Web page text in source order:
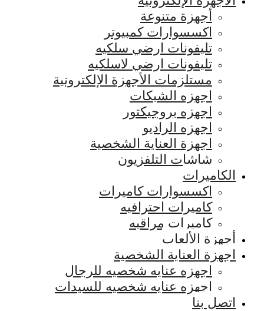
أجهزة متنوعة
اكسسوارات كمبيوتر
تليفونات ارضي سلكيه
تليفونات ارضي لاسلكيه
مستلزمات الأجهزة الإلكترونية
اجهزه الشبكات
اجهزه بروجيكتور
اجهزه الراديو
اجهزة العناية الشخصية
شاشات التلفزيون
الكاميرات
اكسسوارات كاميرات
كاميرات احترافيه
كاميرات مراقبه
أجهزة الألعاب
اجهزة العناية الشخصية
اجهزه عنايه شخصيه للرجال
اجهزه عنايه شخصيه للسيدات
اتصل بنا